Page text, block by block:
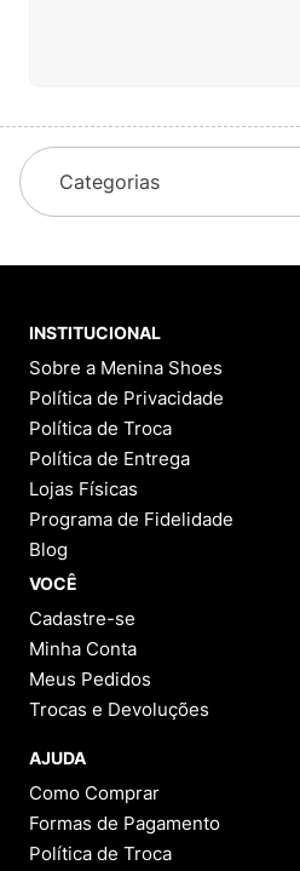
Categorias
INSTITUCIONAL
Sobre a Menina Shoes
Política de Privacidade
Política de Troca
Política de Entrega
Lojas Físicas
Programa de Fidelidade
Blog
VOCÊ
Cadastre-se
Minha Conta
Meus Pedidos
Trocas e Devoluções
AJUDA
Como Comprar
Formas de Pagamento
Política de Troca